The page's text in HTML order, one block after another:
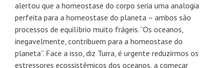
alertou que a homeostase do corpo seria uma analogia
perfeita para a homeostase do planeta – ambos são
processos de equilíbrio muito frágeis. “Os oceanos,
inegavelmente, contribuem para a homeostase do
planeta”. Face a isso, diz Turra, é urgente reduzirmos os
estressores ecossistêmicos dos oceanos, a começar